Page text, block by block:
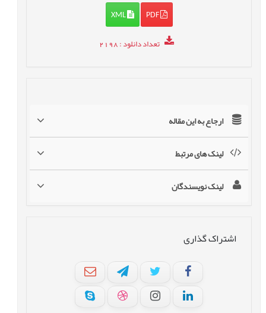
PDF
XML
تعداد دانلود: 2198
ارجاع به این مقاله
لینک های مرتبط
لینک نویسندگان
اشتراک گذاری